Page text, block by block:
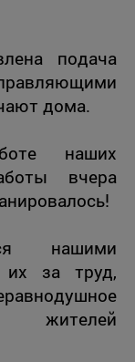
подача
дома.
наших
вчера
нашими
их за труд,
жителей